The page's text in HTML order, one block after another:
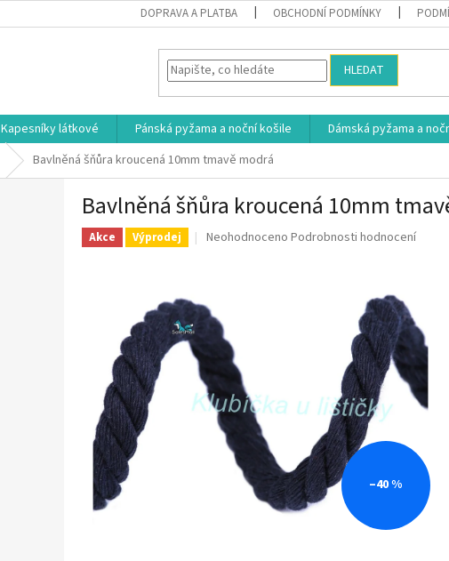
DOPRAVA A PLATBA OBCHODNÍ PODMÍNKY
HLEDAT
Kapesníky látkové Pánská pyžama a noční košile Dámská pyžama a
Bavlněná šňůra kroucená 10mm tmavě modrá
Bavlněná šňůra kroucená 10mm
Akce Výprodej
Průměrné
0,0
z
hvězdiček.
Neohodnoceno Podrobnosti hodnocení
–40 %